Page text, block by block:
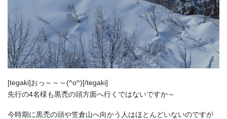
[tegaki]おっ～～～(^o^)[/tegaki]
先行の4名様も黒禿の頭方面へ行くではないですか～
今時期に黒禿の頭や笠倉山へ向かう人はほとんどいないのですが